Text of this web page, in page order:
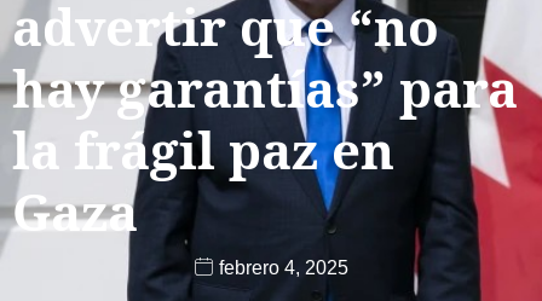
advertir que “no
hay garantías” para
la frágil paz en
Gaza
febrero 4, 2025